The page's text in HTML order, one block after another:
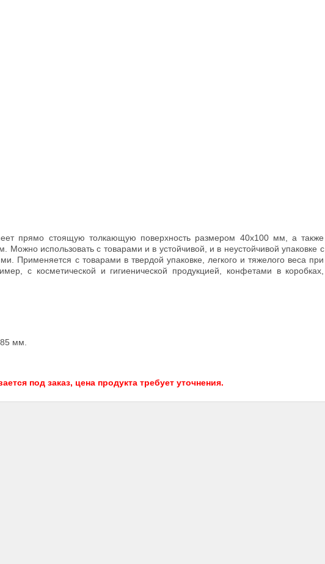
прямо стоящую толкающую поверхность размером 40х100 мм, а также
использовать с товарами и в устойчивой, и в неустойчивой упаковке с
Применяется с товарами в твердой упаковке, легкого и тяжелого веса при
с косметической и гигиенической продукцией, конфетами в коробках,
мм.
под заказ, цена продукта требует уточнения.